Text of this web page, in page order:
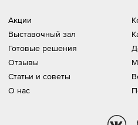
Акции
Выставочный зал
Готовые решения
Отзывы
Статьи и советы
О нас